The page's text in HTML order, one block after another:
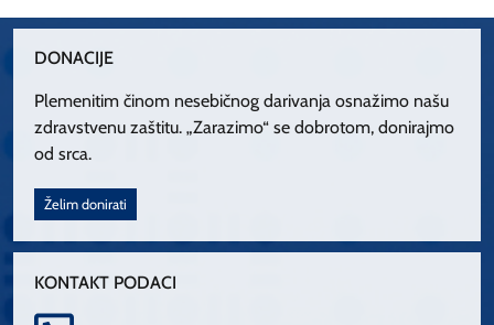
DONACIJE
Plemenitim činom nesebičnog darivanja osnažimo našu
zdravstvenu zaštitu. „Zarazimo“ se dobrotom, donirajmo
od srca.
Želim donirati
KONTAKT PODACI